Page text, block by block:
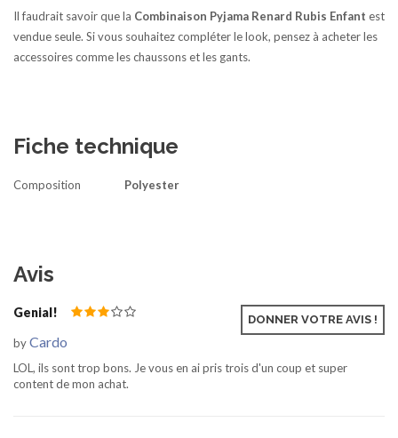
Il faudrait savoir que la Combinaison Pyjama Renard Rubis Enfant est
vendue seule. Si vous souhaitez compléter le look, pensez à acheter les
accessoires comme les chaussons et les gants.
Fiche technique
Composition Polyester
Avis
Genial! Nov 25, 2020
byCardo
LOL, ils sont trop bons. Je vous en ai pris trois d'un coup et super
content de mon achat.
DONNER VOTRE AVIS !